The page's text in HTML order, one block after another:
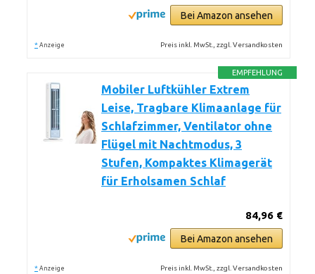
Bei Amazon ansehen
* Anzeige Preis inkl. MwSt., zzgl. Versandkosten
EMPFEHLUNG
Mobiler Luftkühler Extrem
Leise, Tragbare Klimaanlage für
Schlafzimmer, Ventilator ohne
Flügel mit Nachtmodus, 3
Stufen, Kompaktes Klimagerät
für Erholsamen Schlaf
84,96 €
Bei Amazon ansehen
* Anzeige Preis inkl. MwSt., zzgl. Versandkosten